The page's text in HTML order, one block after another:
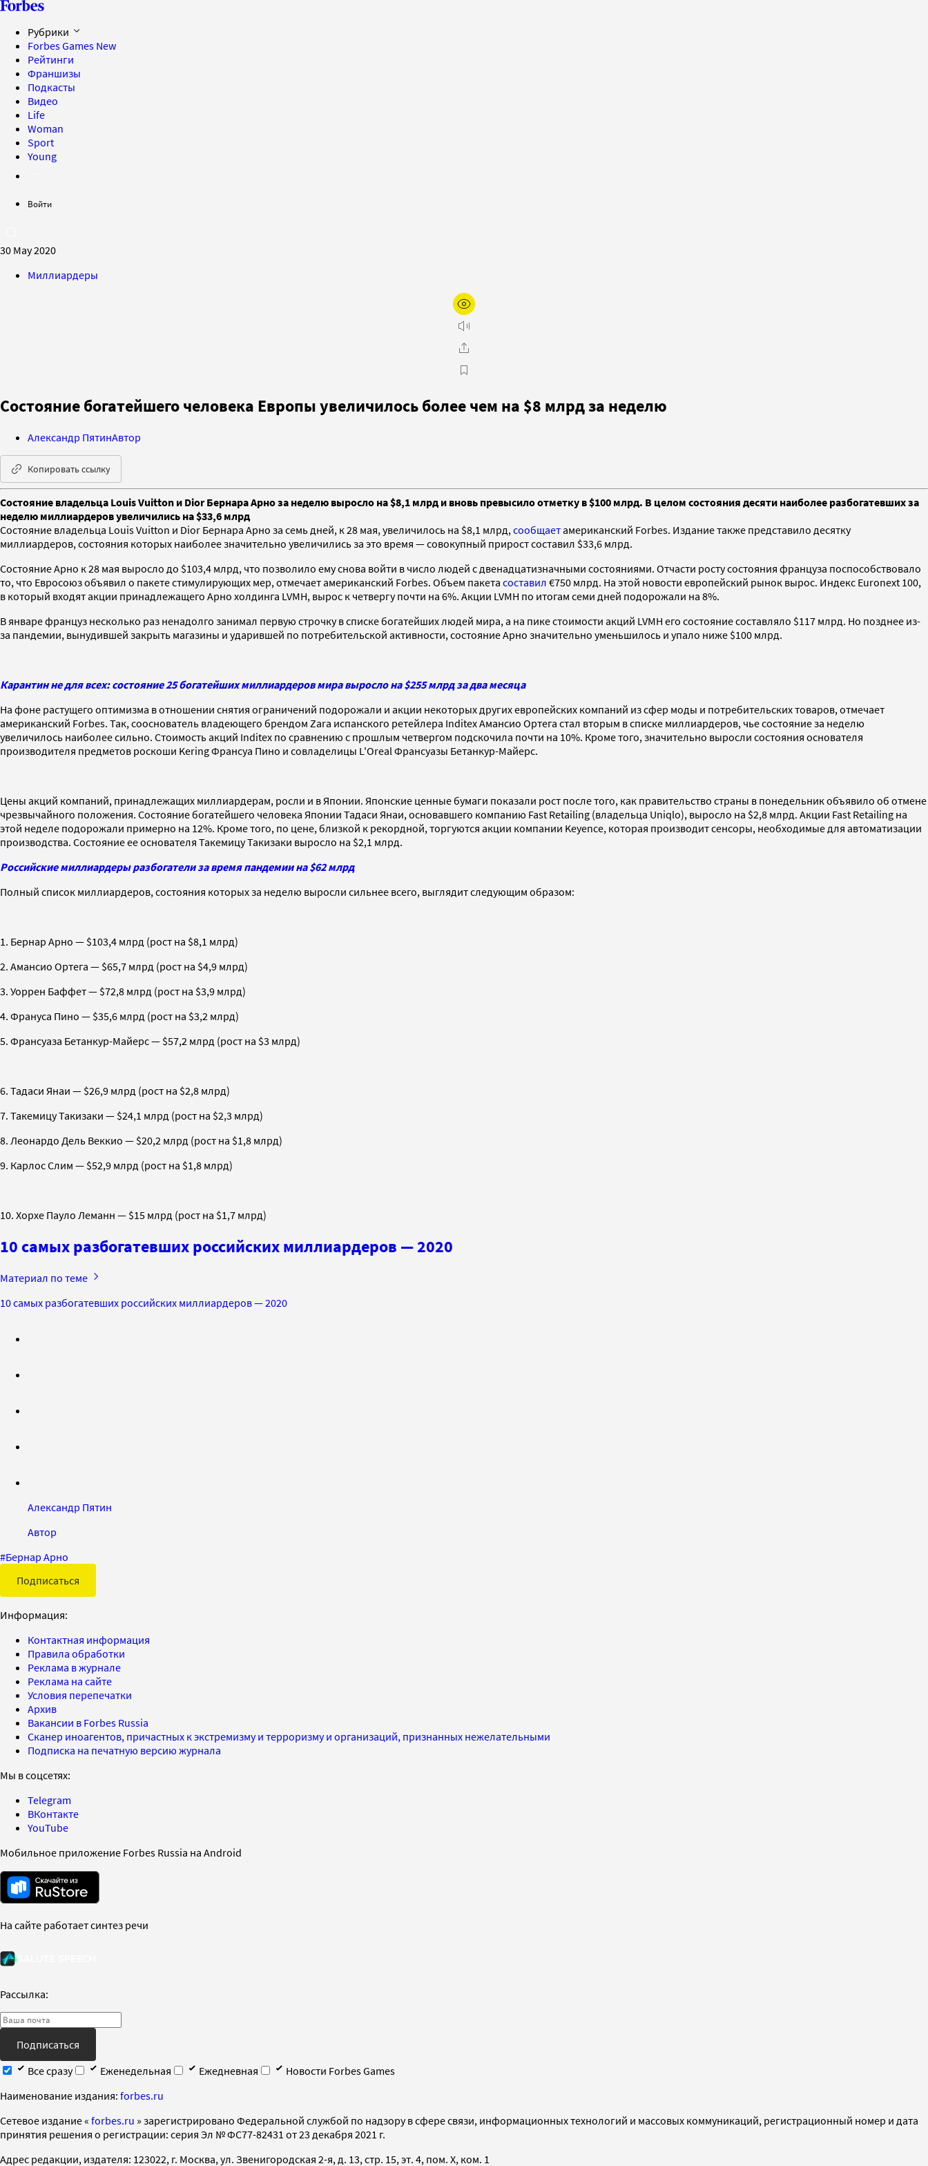
Рубрики
Forbes Games New
Рейтинги
Франшизы
Подкасты
Видео
Life
Woman
Sport
Young
Войти
30 May 2020
Миллиардеры
Состояние богатейшего человека Европы увеличилось более чем на $8 млрд за неделю
Александр ПятинАвтор
Копировать ссылку
Состояние владельца Louis Vuitton и Dior Бернара Арно за неделю выросло на $8,1 млрд и вновь превысило отметку в $100 млрд. В целом состояния десяти наиболее разбогатевших за
неделю миллиардеров увеличились на $33,6 млрд
Состояние владельца Louis Vuitton и Dior Бернара Арно за семь дней, к 28 мая, увеличилось на $8,1 млрд, сообщаетамериканский Forbes. Издание также представило десятку
миллиардеров, состояния которых наиболее значительно увеличились за это время — совокупный прирост составил $33,6 млрд.
Состояние Арно к 28 мая выросло до $103,4 млрд, что позволило ему снова войти в число людей с двенадцатизначными состояниями. Отчасти росту состояния француза поспособствовало
то, что Евросоюз объявил о пакете стимулирующих мер, отмечает американский Forbes. Объем пакета составил €750 млрд. На этой новости европейский рынок вырос. Индекс Euronext 100,
в который входят акции принадлежащего Арно холдинга LVMH, вырос к четвергу почти на 6%. Акции LVMH по итогам семи дней подорожали на 8%.
В январе француз несколько раз ненадолго занимал первую строчку в списке богатейших людей мира, а на пике стоимости акций LVMH его состояние составляло $117 млрд. Но позднее из-
за пандемии, вынудившей закрыть магазины и ударившей по потребительской активности, состояние Арно значительно уменьшилось и упало ниже $100 млрд.
Карантин не для всех: состояние 25 богатейших миллиардеров мира выросло на $255 млрд за два месяца
На фоне растущего оптимизма в отношении снятия ограничений подорожали и акции некоторых других европейских компаний из сфер моды и потребительских товаров, отмечает
американский Forbes. Так, сооснователь владеющего брендом Zara испанского ретейлера Inditex Амансио Ортега стал вторым в списке миллиардеров, чье состояние за неделю
увеличилось наиболее сильно. Стоимость акций Inditex по сравнению с прошлым четвергом подскочила почти на 10%. Кроме того, значительно выросли состояния основателя
производителя предметов роскоши Kering Франсуа Пино и совладелицы L'Oreal Франсуазы Бетанкур-Майерс.
Цены акций компаний, принадлежащих миллиардерам, росли и в Японии. Японские ценные бумаги показали рост после того, как правительство страны в понедельник объявило об отмене
чрезвычайного положения. Состояние богатейшего человека Японии Тадаси Янаи, основавшего компанию Fast Retailing (владельца Uniqlo), выросло на $2,8 млрд. Акции Fast Retailing на
этой неделе подорожали примерно на 12%. Кроме того, по цене, близкой к рекордной, торгуются акции компании Keyence, которая производит сенсоры, необходимые для автоматизации
производства. Состояние ее основателя Такемицу Такизаки выросло на $2,1 млрд.
Российские миллиардеры разбогатели за время пандемии на $62 млрд
Полный список миллиардеров, состояния которых за неделю выросли сильнее всего, выглядит следующим образом:
1. Бернар Арно — $103,4 млрд (рост на $8,1 млрд)
2. Амансио Ортега — $65,7 млрд (рост на $4,9 млрд)
3. Уоррен Баффет — $72,8 млрд (рост на $3,9 млрд)
4. Франуса Пино — $35,6 млрд (рост на $3,2 млрд)
5. Франсуаза Бетанкур-Майерс — $57,2 млрд (рост на $3 млрд)
6. Тадаси Янаи — $26,9 млрд (рост на $2,8 млрд)
7. Такемицу Такизаки — $24,1 млрд (рост на $2,3 млрд)
8. Леонардо Дель Веккио — $20,2 млрд (рост на $1,8 млрд)
9. Карлос Слим — $52,9 млрд (рост на $1,8 млрд)
10. Хорхе Пауло Леманн — $15 млрд (рост на $1,7 млрд)
10 самых разбогатевших российских миллиардеров — 2020
Материал по теме
10 самых разбогатевших российских миллиардеров — 2020
Александр Пятин
Автор
#Бернар Арно
Подписаться
Информация:
Контактная информация
Правила обработки
Реклама в журнале
Реклама на сайте
Условия перепечатки
Архив
Вакансии в Forbes Russia
Сканер иноагентов, причастных к экстремизму и терроризму и организаций, признанных нежелательными
Подписка на печатную версию журнала
Мы в соцсетях:
Telegram
ВКонтакте
YouTube
Мобильное приложение Forbes Russia на Android
На сайте работает синтез речи
Рассылка:
Подписаться
Все сразу
Еженедельная Ежедневная
Новости Forbes Games
Наименование издания: forbes.ru
Cетевое издание « forbes.ru » зарегистрировано Федеральной службой по надзору в сфере связи, информационных технологий и массовых коммуникаций, регистрационный номер и дата
принятия решения о регистрации: серия Эл № ФС77-82431 от 23 декабря 2021 г.
Адрес редакции, издателя: 123022, г. Москва, ул. Звенигородская 2-я, д. 13, стр. 15, эт. 4, пом. X, ком. 1